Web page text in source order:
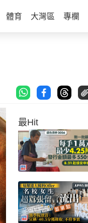
體育 大灣區 專欄
最Hit